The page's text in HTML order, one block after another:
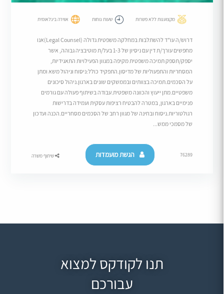
מקצוענות ללא פשרות שעות נוחות אווירה בינלאומית
דרוש/ה עו"ד להשתלבות במחלקה משפטית גדולה (Legal Counsel)אנו
מחפשים עורך/ת דין עם ניסיון של 1-3 בעל/ת מוטיבציה גבוהה, אשר
יספק/תספק תמיכה משפטית מקיפה במגוון הפעילויות התאגידיות,
המסחריות והתפעוליות של מדיסון.התפקיד כולל:ניסוח וניהול משא ומתן
על הסכמים.תמיכה בצוותים ובממשקים שונים בארגון.ניהול סיכונים
משפטיים.מתן ייעוץ והכוונה משפטית.עבודה בשיתוף פעולה עם גורמים
פנימיים בארגון, במטרה להבטיח רציפות עסקית ועמידה בדרישות
רגולטוריות.ניסוח ובחינה של מגוון רחב של הסכמים מסחריים.הכנה ועדכון
של מסמכי ממש...
76289 הגשת מועמדות שיתוף משרה
תנו לקודקס למצוא
עבורכם